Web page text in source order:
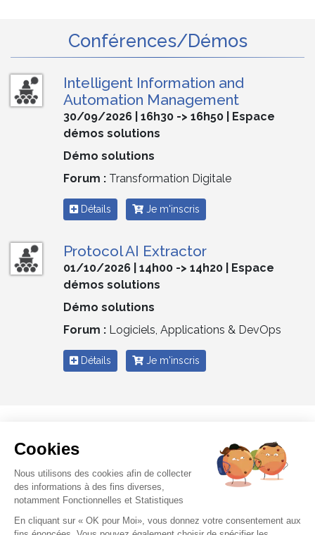
Cookies
Nous utilisons des cookies afin de collecter
des informations à des fins diverses,
notamment Fonctionnelles et Statistiques
En cliquant sur « OK pour Moi», vous donnez votre consentement aux
Conférences/Démos
Intelligent Information and
Automation Management
30/09/2026 | 16h30 -> 16h50 | Espace
démos solutions
Démo solutions
Forum :Transformation Digitale
Détails Je m'inscris
Protocol AI Extractor
01/10/2026 | 14h00 -> 14h20 | Espace
démos solutions
Démo solutions
Forum :Logiciels, Applications & DevOps
Détails Je m'inscris
Promoteur BY Connect S.A.S | TVA : CHE-338.237.061